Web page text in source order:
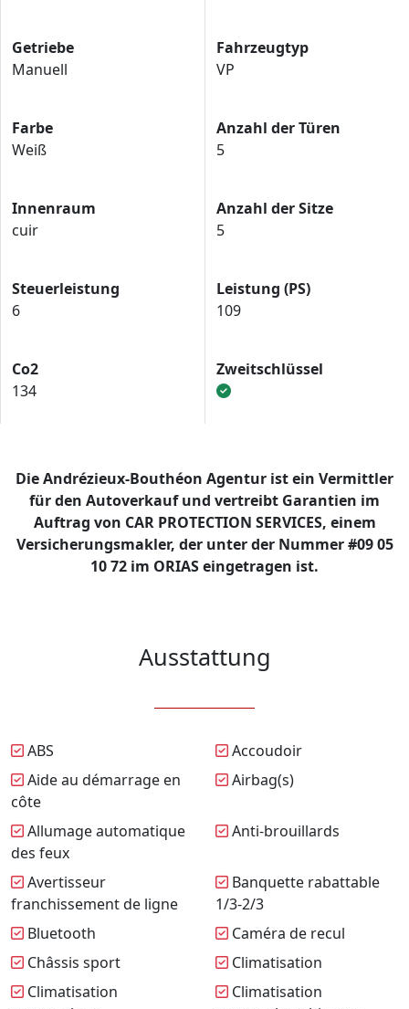
Getriebe
Manuell
Fahrzeugtyp
VP
Farbe
Weiß
Anzahl der Türen
5
Innenraum
cuir
Anzahl der Sitze
5
Steuerleistung
6
Leistung (PS)
109
Co2
134
Zweitschlüssel
Die Andrézieux-Bouthéon Agentur ist ein Vermittler
für den Autoverkauf und vertreibt Garantien im
Auftrag von CAR PROTECTION SERVICES, einem
Versicherungsmakler, der unter der Nummer #09 05
10 72 im ORIAS eingetragen ist.
Ausstattung
ABS
Accoudoir
Aide au démarrage en
côte
Airbag(s)
Allumage automatique
des feux
Anti-brouillards
Avertisseur
franchissement de ligne
Banquette rabattable
1/3-2/3
Bluetooth
Caméra de recul
Châssis sport
Climatisation
Climatisation
Climatisation